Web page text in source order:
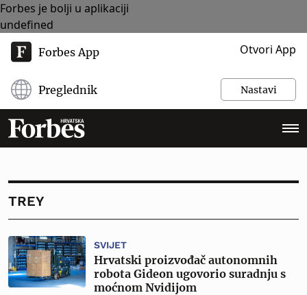
Forbes je bolji u aplikaciji
undefined
Forbes App Otvori App
Preglednik Nastavi
TREY
SVIJET
Hrvatski proizvođač autonomnih
robota Gideon ugovorio suradnju s
moćnom Nvidijom